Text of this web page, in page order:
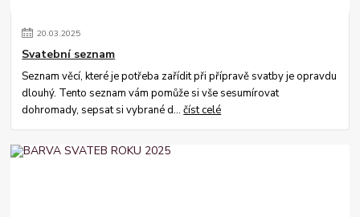
20.03.2025
Svatební seznam
Seznam věcí, které je potřeba zařídit při přípravě svatby je opravdu
dlouhý. Tento seznam vám pomůže si vše sesumírovat
dohromady, sepsat si vybrané d...číst celé